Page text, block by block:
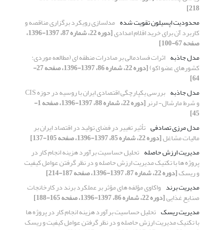
218]
محدودیت اپسیلون تقویت شده مدلسازی رویکرد برگزاری مناقصه و
کاربرد آن برای خرید اقلام امدادی [دوره 22، شماره 87، 1397-1396،
صفحه 67-100]
مدل جاذبه اثرات فسادمالی بر صادرات منطقه ای (مطالعه موردی:
کشورهای عضو اکو) [دوره 22، شماره 86، 1397-1396، صفحه 27-
64]
مدل جاذبه
‌بررسی یکپارچگی اقتصادی ایران با روسیه در حوزه CIS
و شرط مارشال- لرنر [دوره 22، شماره 88، 1397-1396، صفحه 1-
45]
مدل مرزی تصادفی تأثیر تغییر در فضای تولید در اقتصاد ایران بر
مالیات مشاغل[دوره 22، شماره 85، 1397-1396، صفحه 105-137]
مدیریت ارزش حاصله تحلیل حساسیت برآورد هزینه انجام کار در
پروژه ها با تکنیک مدیریت ارزش حاصله و در نظر گرفتن عوامل کیفیت
و ریسک[دوره 22، شماره 87، 1397-1396، صفحه 187-214]
مدیریت برند واکاوی مؤلفه های مؤثر بر عملکرد برند در کارخانجات
صنایع غذایی[دوره 22، شماره 86، 1397-1396، صفحه 165-188]
مدیریت ریسک تحلیل حساسیت برآورد هزینه انجام کار در پروژه ها
با تکنیک مدیریت ارزش حاصله و در نظر گرفتن عوامل کیفیت و ریسک